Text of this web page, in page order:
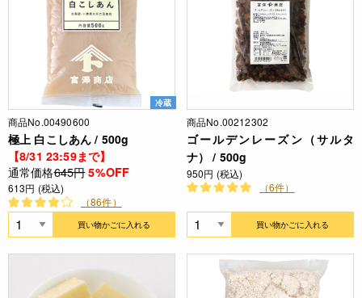
冷蔵
商品No.00490600
極上 白こしあん / 500g
【8/31 23:59まで】
通常価格645円 5%OFF
613円 (税込)
（86件）
買い物かごに入れる
商品No.00212302
ゴールデンレーズン（サルタ
ナ） / 500g
950円 (税込)
（6件）
買い物かごに入れる